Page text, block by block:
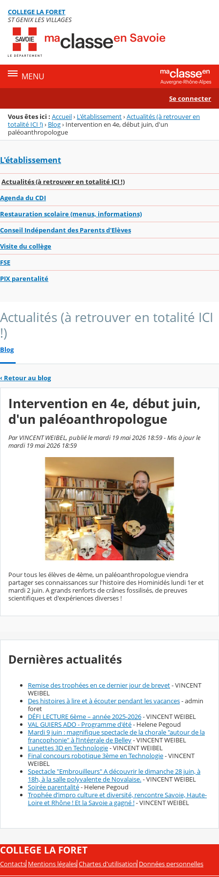
Menu de la rubrique
Contenu
COLLEGE LA FORET
ST GENIX LES VILLAGES
MENU
Se connecter
Vous êtes ici : Accueil› L'établissement›Actualités (à retrouver en
totalité ICI !)› Blog› Intervention en 4e, début juin, d'un
paléoanthropologue
L'établissement
Actualités (à retrouver en totalité ICI !)
Agenda du CDI
Restauration scolaire (menus, informations)
Conseil Indépendant des Parents d'Elèves
Visite du collège
FSE
PIX parentalité
Actualités (à retrouver en totalité ICI
!)
Blog
‹ Retour au blog
Intervention en 4e, début juin,
d'un paléoanthropologue
Par VINCENT WEIBEL, publié le mardi 19 mai 2026 18:59 - Mis à jour le
mardi 19 mai 2026 18:59
Pour tous les élèves de 4ème, un paléoanthropologue viendra
partager ses connaissances sur l'histoire des Hominidés lundi 1er et
mardi 2 juin. A grands renforts de crânes fossilisés, de preuves
scientifiques et d'expériences diverses !
Dernières actualités
Remise des trophées en ce dernier jour de brevet- VINCENT
WEIBEL
Des histoires à lire et à écouter pendant les vacances- admin
foret
DÉFI LECTURE 6ème – année 2025-2026- VINCENT WEIBEL
VAL GUIERS ADO - Programme d'été- Helene Pegoud
Mardi 9 juin : magnifique spectacle de la chorale "autour de la
francophonie" à l’Intégrale de Belley- VINCENT WEIBEL
Lunettes 3D en Technologie- VINCENT WEIBEL
Final concours robotique 3ème en Technologie- VINCENT
WEIBEL
Spectacle "Embrouilleurs" A découvrir le dimanche 28 juin, à
18h, à la salle polyvalente de Novalaise.- VINCENT WEIBEL
Soirée parentalité- Helene Pegoud
Trophée d’impro culture et diversité, rencontre Savoie, Haute-
Loire et Rhône ! Et la Savoie a gagné !- VINCENT WEIBEL
COLLEGE LA FORET
Contacts Mentions légales Chartes d'utilisation Données personnelles